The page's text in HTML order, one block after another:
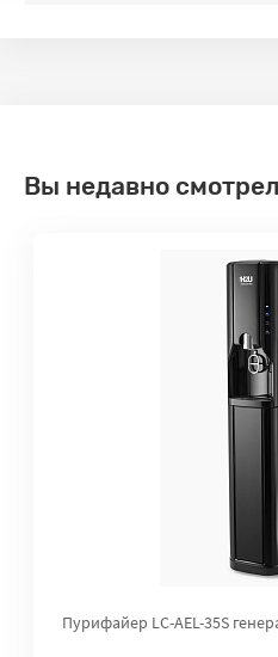
Вы недавно
Пурифайер LC-AEL-35S